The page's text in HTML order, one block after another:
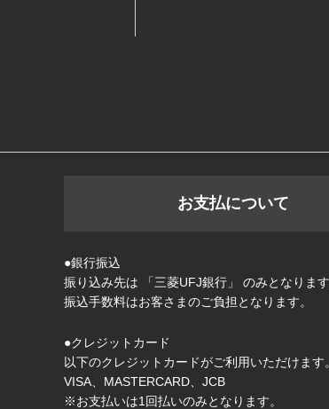
お支払について
●銀行振込
振り込み先は 「三菱UFJ銀行」 のみとなります
振込手数料はお客さまのご負担となります。
●クレジットカード
以下のクレジットカードがご利用いただけます。
VISA、MASTERCARD、JCB
※お支払いは1回払いのみとなります。